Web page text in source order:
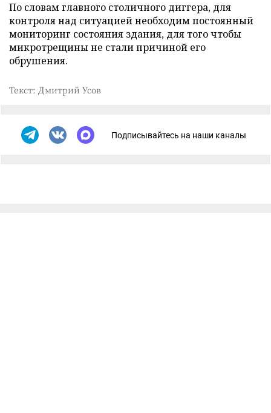
По словам главного столичного диггера, для
контроля над ситуацией необходим постоянный
мониторинг состояния здания, для того чтобы
микротрещины не стали причиной его
обрушения.
Текст: Дмитрий Усов
Подписывайтесь на наши каналы